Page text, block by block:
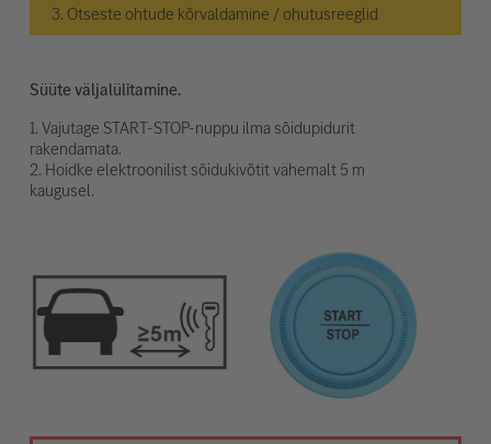
3. Otseste ohtude kõrvaldamine / ohutusreeglid
Süüte väljalülitamine.
1. Vajutage START-STOP-nuppu ilma sõidupidurit
rakendamata.
2. Hoidke elektroonilist sõidukivõtit vähemalt 5 m
kaugusel.